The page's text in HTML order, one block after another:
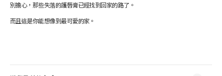
別擔心，那些失落的護唇膏已經找到回家的路了。
而且這是你能想像到最可愛的家。